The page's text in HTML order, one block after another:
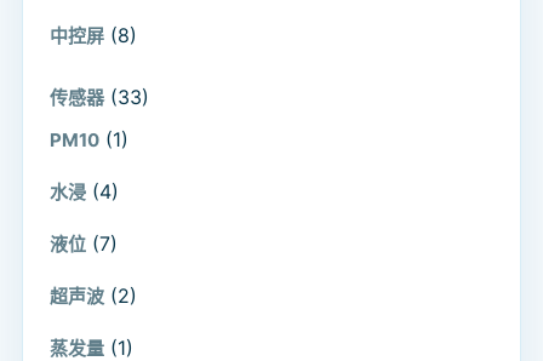
中控屏 (8)
传感器 (33)
PM10 (1)
水浸 (4)
液位 (7)
超声波 (2)
蒸发量 (1)